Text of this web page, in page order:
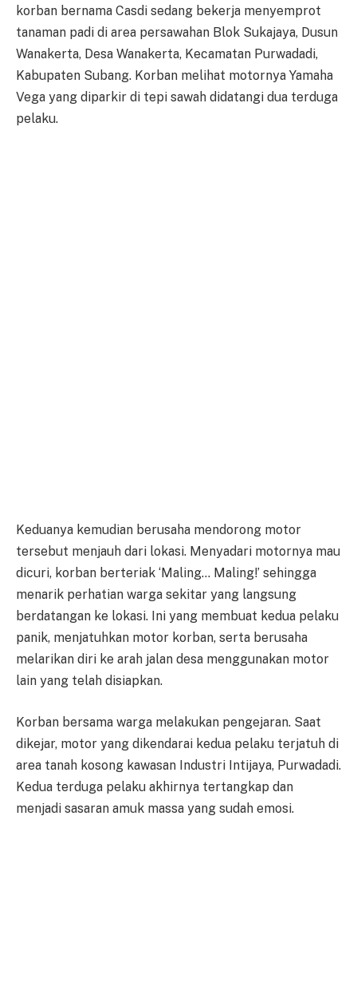
korban bernama Casdi sedang bekerja menyemprot
tanaman padi di area persawahan Blok Sukajaya, Dusun
Wanakerta, Desa Wanakerta, Kecamatan Purwadadi,
Kabupaten Subang. Korban melihat motornya Yamaha
Vega yang diparkir di tepi sawah didatangi dua terduga
pelaku.
Keduanya kemudian berusaha mendorong motor
tersebut menjauh dari lokasi. Menyadari motornya mau
dicuri, korban berteriak ‘Maling… Maling!’ sehingga
menarik perhatian warga sekitar yang langsung
berdatangan ke lokasi. Ini yang membuat kedua pelaku
panik, menjatuhkan motor korban, serta berusaha
melarikan diri ke arah jalan desa menggunakan motor
lain yang telah disiapkan.
Korban bersama warga melakukan pengejaran. Saat
dikejar, motor yang dikendarai kedua pelaku terjatuh di
area tanah kosong kawasan Industri Intijaya, Purwadadi.
Kedua terduga pelaku akhirnya tertangkap dan
menjadi sasaran amuk massa yang sudah emosi.